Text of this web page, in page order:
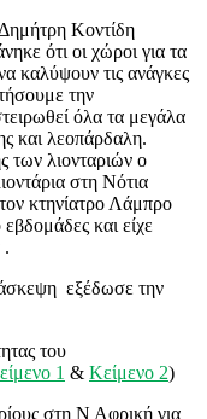
Κοντίδη
ότι οι χώροι για τα
καλύψουν τις ανάγκες
την
όλα τα μεγάλα
και λεοπάρδαλη.
των λιονταριών ο
στη Νότια
κτηνίατρο Λάμπρο
και είχε
.
εξέδωσε την
του
1 & Κείμενο 2)
στη Ν Αφρική για